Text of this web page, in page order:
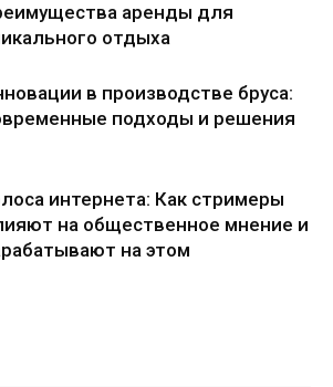
аренды для
отдыха
в производстве бруса:
подходы и решения
интернета: Как стримеры
на общественное мнение и
на этом